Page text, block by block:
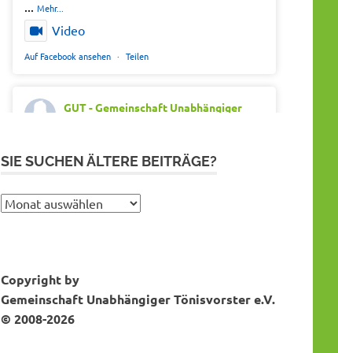
...Mehr...
Video
Auf Facebook ansehen · Teilen
GUT - Gemeinschaft Unabhängiger
Out of office. Out of drama.
gute Erholung.
#gemeinschaftunabhaengigertönisvorster
#tönisvorst
Video
SIE SUCHEN ÄLTERE BEITRÄGE?
Sie
Copyright by
Gemeinschaft Unabhängiger Tönisvorster e.V.
© 2008-2026